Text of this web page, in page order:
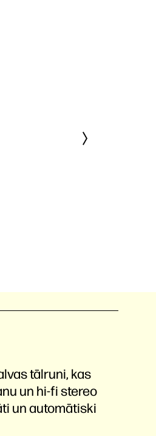
tālruni, kas
un hi-fi stereo
un automātiski